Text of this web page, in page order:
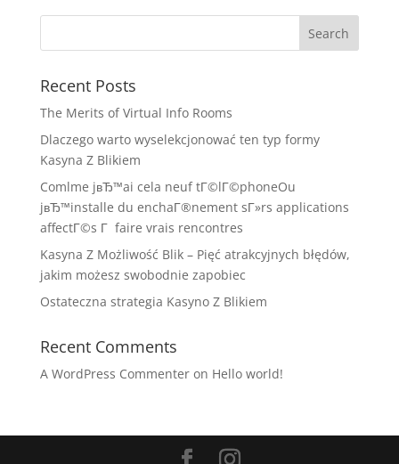
Recent Posts
The Merits of Virtual Info Rooms
Dlaczego warto wyselekcjonować ten typ formy
Kasyna Z Blikiem
Comlme jвЂ™ai cela neuf tГ©lГ©phoneOu
jвЂ™installe du enchaГ®nement sГ»rs applications
affectГ©s Г faire vrais rencontres
Kasyna Z Możliwość Blik – Pięć atrakcyjnych błędów,
jakim możesz swobodnie zapobiec
Ostateczna strategia Kasyno Z Blikiem
Recent Comments
A WordPress Commenteron Hello world!